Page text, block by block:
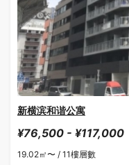
新横滨和谐公寓
¥76,500 - ¥117,000
19.02㎡〜 / 11樓層數